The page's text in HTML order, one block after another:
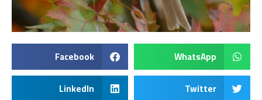
WhatsApp
Facebook
Twitter
LinkedIn